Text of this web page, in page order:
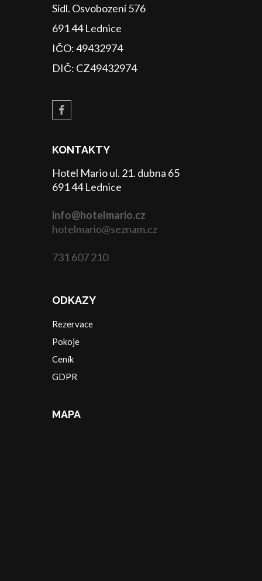
Sídl. Osvobození 576
691 44 Lednice
IČO: 49432974
DIČ: CZ49432974
KONTAKTY
Hotel Mario ul. 21. dubna 65
691 44 Lednice
info@hotelmario.cz
hotelmario@seznam.cz
731 607 210
ODKAZY
Rezervace
Pokoje
Ceník
GDPR
MAPA